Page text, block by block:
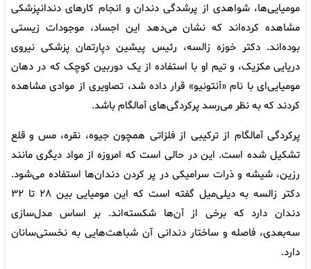
مومیایی‌ها، شواهدی از پرشدگی دندان و انجام کارهای دندانپزشکی
مشاهده کرده‌اند که نشان می‌دهد این اجساد، موجودات زیستی
بوده‌اند. دکتر خوزه زالسه، رئیس پیشین دپارتمان پزشکی نیروی
دریایی مکزیک، و تیم او با استفاده از یک دوربین کوچک که در دهان
مومیایی‌ای با نام «آنتونیو» قرار داده شد، تصاویری از موادی مشاهده
کردند که به نظر می‌رسد پرکردگی‌های آمالگام باشد.
پرکردگی آمالگام از ترکیبی از فلزاتی همچون جیوه، نقره، مس و قلع
تشکیل شده است. این در حالی است که امروزه از مواد دیگری مانند
رزین، شیشه و ذرات سرامیکی در پر کردن دندان‌ها استفاده می‌شود.
دکتر زالسه به دیلی‌میل گفته است که این مومیایی بین ۲۸ تا ۳۲
دندان دارد که برخی از آن‌ها شکسته‌اند. بر اساس مدل‌سازی
سه‌بعدی، فاصله و ساختار دندانی آن شباهت‌هایی به نخستی‌سانان
دارد.